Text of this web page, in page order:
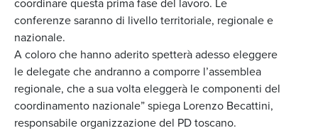
conferenze saranno di livello territoriale, regionale e
nazionale.
A coloro che hanno aderito spetterà adesso eleggere
le delegate che andranno a comporre l’assemblea
regionale, che a sua volta eleggerà le componenti del
coordinamento nazionale” spiega Lorenzo Becattini,
responsabile organizzazione del PD toscano.